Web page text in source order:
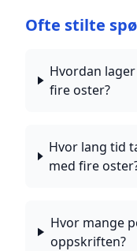
Ofte stilte
Hvordan
fire oster?
Hvor lang tid
med fire
Hvor mange
oppskriften?